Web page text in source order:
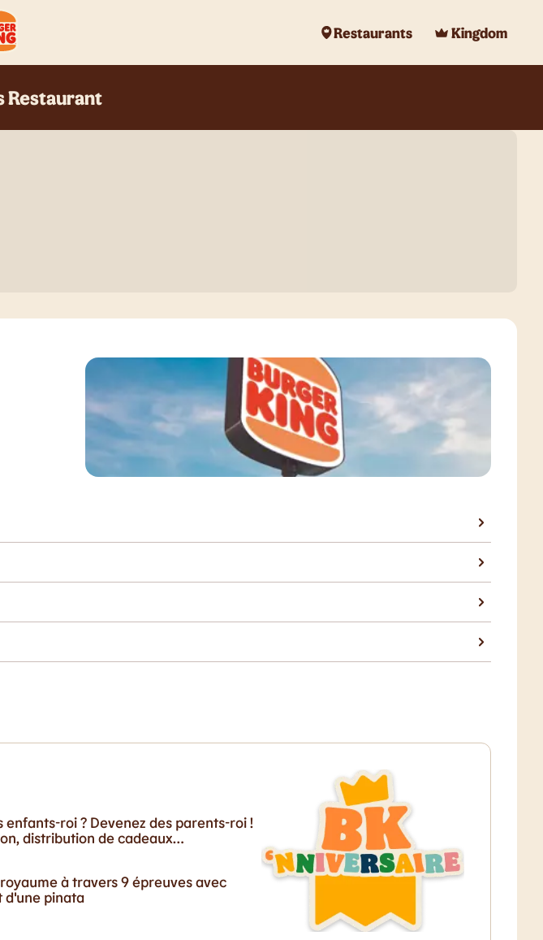
Restaurants
Kingdom
Restaurant
roi ? Devenez des parents-roi !
distribution de cadeaux…
à travers 9 épreuves avec
d'une pinata